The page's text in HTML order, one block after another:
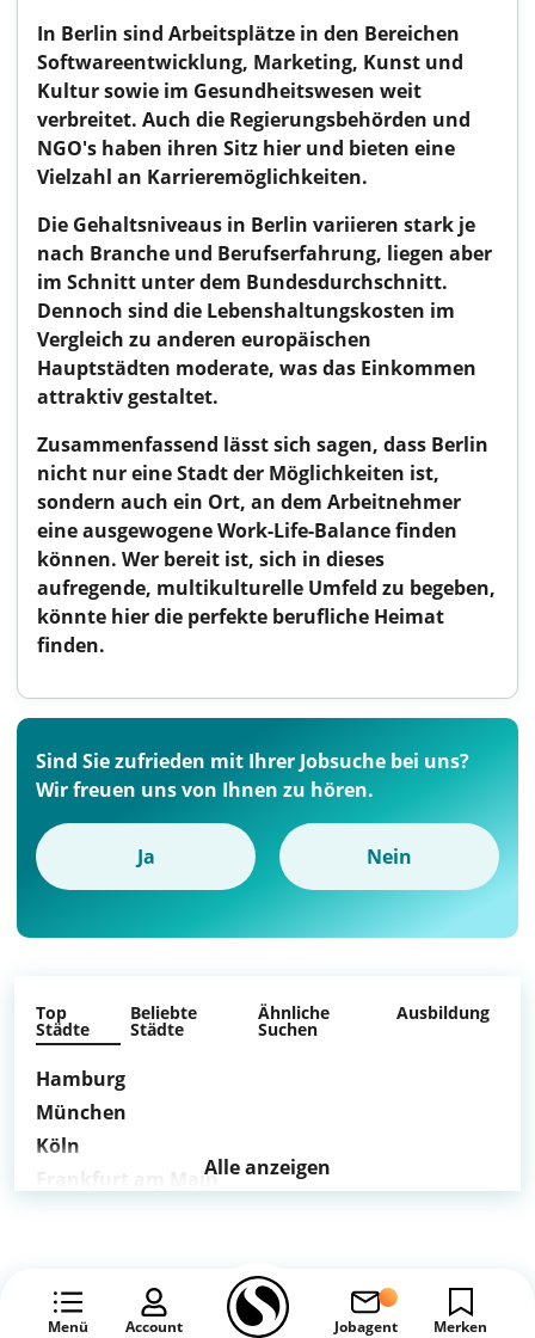
In Berlin sind Arbeitsplätze in den Bereichen
Softwareentwicklung, Marketing, Kunst und
Kultur sowie im Gesundheitswesen weit
verbreitet. Auch die Regierungsbehörden und
NGO's haben ihren Sitz hier und bieten eine
Vielzahl an Karrieremöglichkeiten.
Die Gehaltsniveaus in Berlin variieren stark je
nach Branche und Berufserfahrung, liegen aber
im Schnitt unter dem Bundesdurchschnitt.
Dennoch sind die Lebenshaltungskosten im
Vergleich zu anderen europäischen
Hauptstädten moderate, was das Einkommen
attraktiv gestaltet.
Zusammenfassend lässt sich sagen, dass Berlin
nicht nur eine Stadt der Möglichkeiten ist,
sondern auch ein Ort, an dem Arbeitnehmer
eine ausgewogene Work-Life-Balance finden
können. Wer bereit ist, sich in dieses
aufregende, multikulturelle Umfeld zu begeben,
könnte hier die perfekte berufliche Heimat
finden.
Menü Account Jobagent Merken
Sind Sie zufrieden mit Ihrer Jobsuche bei uns?
Wir freuen uns von Ihnen zu hören.
Ja Nein
Top
Städte
Beliebte
Städte
Ähnliche
Suchen
Ausbildung
Hamburg
München
Köln
Frankfurt am Main
Dortmund
Alle anzeigen